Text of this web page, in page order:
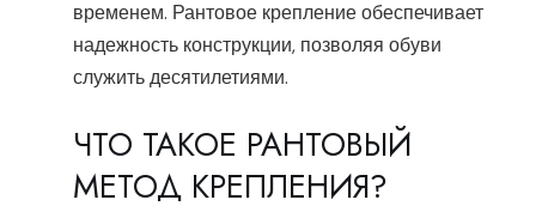
временем. Рантовое крепление обеспечивает
надежность конструкции, позволяя обуви
служить десятилетиями.
ЧТО ТАКОЕ РАНТОВЫЙ
МЕТОД КРЕПЛЕНИЯ?